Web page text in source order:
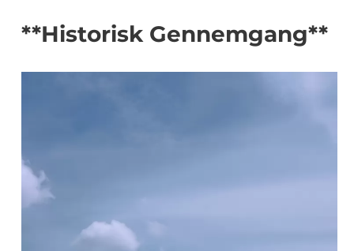
**Historisk Gennemgang**